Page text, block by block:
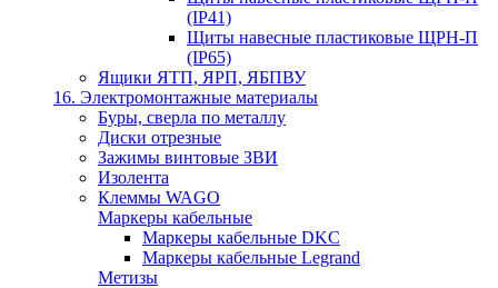
(IP41)
Щиты навесные пластиковые ЩРН-П
(IP65)
Ящики ЯТП, ЯРП, ЯБПВУ
16. Электромонтажные материалы
Буры, сверла по металлу
Диски отрезные
Зажимы винтовые ЗВИ
Изолента
Клеммы WAGO
Маркеры кабельные
Маркеры кабельные DKC
Маркеры кабельные Legrand
Метизы